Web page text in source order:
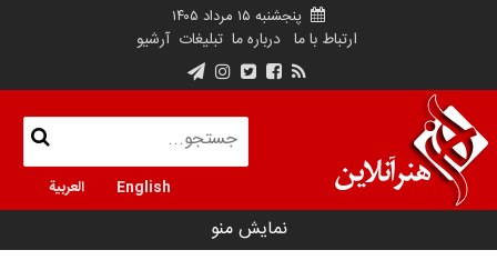
پنجشنبه ۱۵ مرداد ۱۴۰۵
ارتباط با ما درباره ما تبلیغات آرشیو
English العربية
نمایش منو